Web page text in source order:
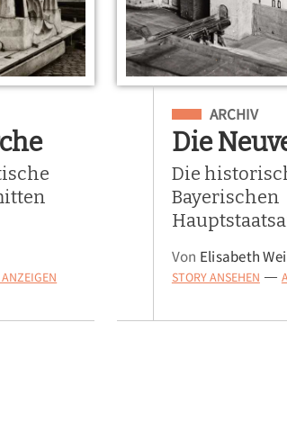
Eingeordnet
ARCHIV
Die
Die
Bayerischen
Von Elisabeth
STORY ANSEHEN —